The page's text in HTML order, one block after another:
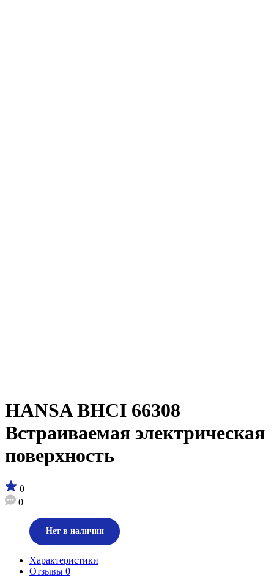
HANSA BHCI 66308
Встраиваемая электрическая
поверхность
0
0
Нет в наличии
Характеристики
Отзывы 0